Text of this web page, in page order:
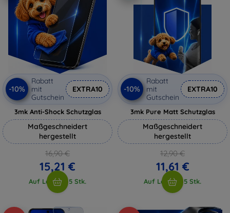
-10%
Rabatt
mit
Gutschein
EXTRA10
3mk Anti-Shock Schutzglas
Maßgeschneidert
hergestellt
16,90 €
15,21 €
Auf Lager > 5 Stk.
-10%
Rabatt
mit
Gutschein
EXTRA10
3mk Pure Matt Schutzglas
Maßgeschneidert
hergestellt
12,90 €
11,61 €
Auf Lager > 5 Stk.